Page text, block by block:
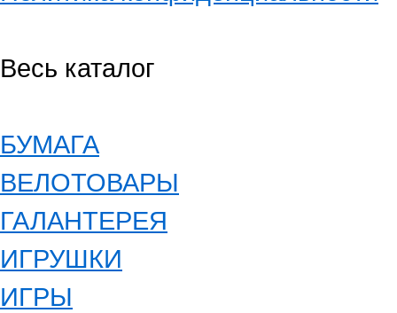
Весь каталог
БУМАГА
ВЕЛОТОВАРЫ
ГАЛАНТЕРЕЯ
ИГРУШКИ
ИГРЫ